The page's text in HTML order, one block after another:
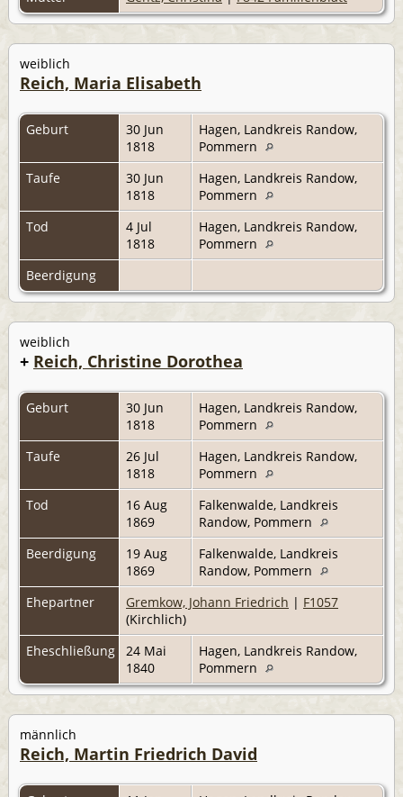
weiblich
Reich, Maria Elisabeth
Geburt
30 Jun
1818
Hagen, Landkreis Randow,
Pommern
Taufe
30 Jun
1818
Hagen, Landkreis Randow,
Pommern
Tod
4 Jul
1818
Hagen, Landkreis Randow,
Pommern
Beerdigung
weiblich
+ Reich, Christine Dorothea
Geburt
30 Jun
1818
Hagen, Landkreis Randow,
Pommern
Taufe
26 Jul
1818
Hagen, Landkreis Randow,
Pommern
Tod
16 Aug
1869
Falkenwalde, Landkreis
Randow, Pommern
Beerdigung
19 Aug
1869
Falkenwalde, Landkreis
Randow, Pommern
Ehepartner
Gremkow, Johann Friedrich | F1057
(Kirchlich)
Eheschließung
24 Mai
1840
Hagen, Landkreis Randow,
Pommern
männlich
Reich, Martin Friedrich David